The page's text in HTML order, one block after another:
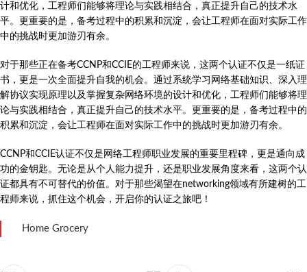
计和优化，工程师们能够将理论与实践相结合，真正提升自己的技术水
平。更重要的是，备考过程中的积累和沉淀，会让工程师在面对实际工作
中的挑战时更加游刃有余。
对于那些正在备考CCNP和CCIE的工程师来说，这两个认证不仅是一纸证
书，更是一次全面提升自我的机会。通过系统学习网络基础知识、深入理
解协议实现原理以及掌握复杂网络环境的设计和优化，工程师们能够将理
论与实践相结合，真正提升自己的技术水平。更重要的是，备考过程中的
积累和沉淀，会让工程师在面对实际工作中的挑战时更加游刃有余。
CCNP和CCIE认证不仅是网络工程师职业发展的重要里程碑，更是通向成
功的金钥匙。无论是从个人能力提升，还是职业发展角度来看，这两个认
证都具有不可替代的价值。对于那些渴望在networking领域有所建树的工
程师来说，抓住这个机会，开启你的认证之旅吧！
Home Grocery